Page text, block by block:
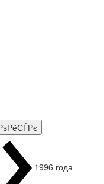
1996 года